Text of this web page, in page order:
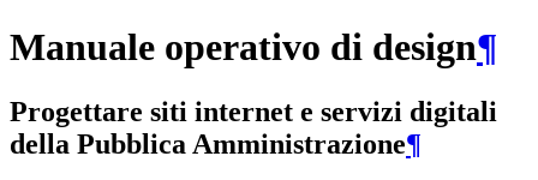
Manuale operativo di design¶
Progettare siti internet e servizi digitali
della Pubblica Amministrazione¶